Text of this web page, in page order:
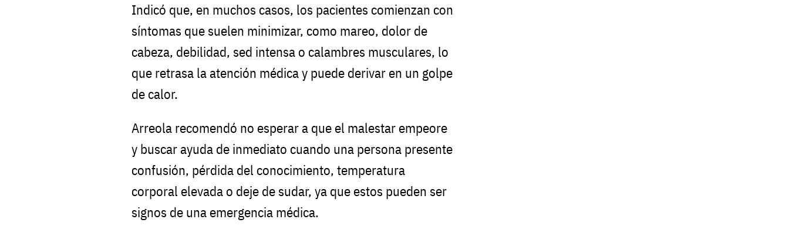
Indicó que, en muchos casos, los pacientes comienzan con
síntomas que suelen minimizar, como mareo, dolor de
cabeza, debilidad, sed intensa o calambres musculares, lo
que retrasa la atención médica y puede derivar en un golpe
de calor.
Arreola recomendó no esperar a que el malestar empeore
y buscar ayuda de inmediato cuando una persona presente
confusión, pérdida del conocimiento, temperatura
corporal elevada o deje de sudar, ya que estos pueden ser
signos de una emergencia médica.